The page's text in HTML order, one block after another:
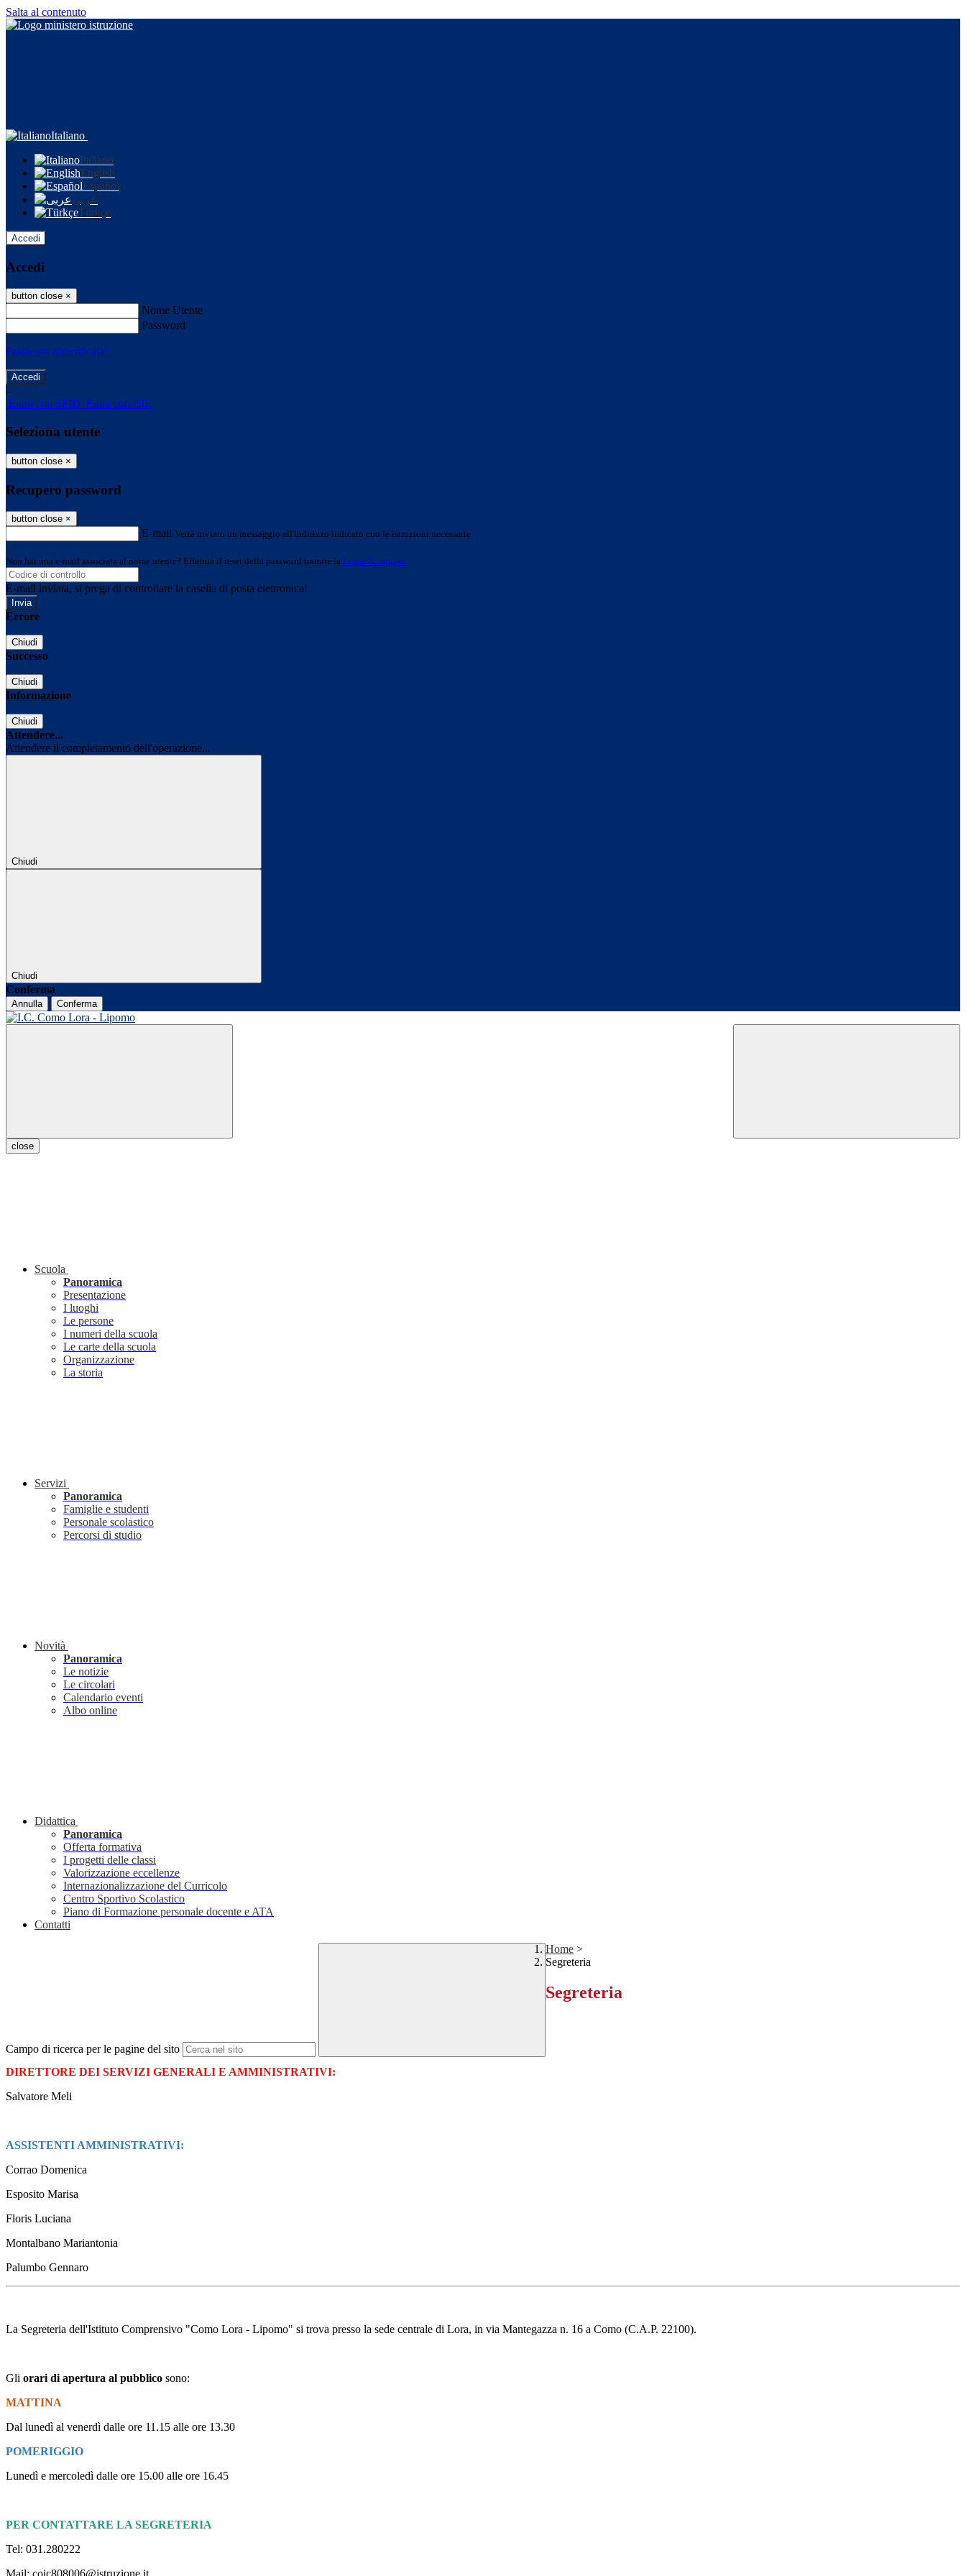
Salta al contenuto
Italiano
Italiano
English
Español
عربى
Türkçe
Accedi
Accedi
button close ×
Nome Utente
Password
Password dimenticata?
-
Entra con SPID Entra con CIE
Seleziona utente
button close ×
Recupero password
button close ×
E-mail Verrà inviato un messaggio all'indirizzo indicato con le istruzioni necessarie.
Non hai una e-mail associata al nome utente? Effettua il reset della password tramite la Login Spaggiari
E-mail inviata, si prega di controllare la casella di posta elettronica!
Errore
Chiudi
Successo
Chiudi
Informazione
Chiudi
Attendere...
Attendere il completamento dell'operazione...
Chiudi
Chiudi
Conferma
Annulla Conferma
close
Scuola
Panoramica
Presentazione
I luoghi
Le persone
I numeri della scuola
Le carte della scuola
Organizzazione
La storia
Servizi
Panoramica
Famiglie e studenti
Personale scolastico
Percorsi di studio
Novità
Panoramica
Le notizie
Le circolari
Calendario eventi
Albo online
Didattica
Panoramica
Offerta formativa
I progetti delle classi
Valorizzazione eccellenze
Internazionalizzazione del Curricolo
Centro Sportivo Scolastico
Piano di Formazione personale docente e ATA
Contatti
Campo di ricerca per le pagine del sito
Home >
Segreteria
Segreteria
DIRETTORE DEI SERVIZI GENERALI E AMMINISTRATIVI:
Salvatore Meli
ASSISTENTI AMMINISTRATIVI:
Corrao Domenica
Esposito Marisa
Floris Luciana
Montalbano Mariantonia
Palumbo Gennaro
La Segreteria dell'Istituto Comprensivo "Como Lora - Lipomo" si trova presso la sede centrale di Lora, in via Mantegazza n. 16 a Como (C.A.P. 22100).
Gli orari di apertura al pubblico sono:
MATTINA
Dal lunedì al venerdì dalle ore 11.15 alle ore 13.30
POMERIGGIO
Lunedì e mercoledì dalle ore 15.00 alle ore 16.45
PER CONTATTARE LA SEGRETERIA
Tel: 031.280222